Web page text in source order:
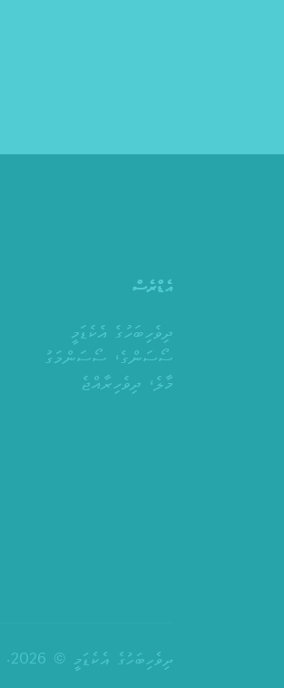
އެޑްރެސް
ދިވެހިބަހުގެ އެކެޑަމީ
ސޯސަންގެ، ސޯސަންމަގު
މާލެ، ދިވެހިރާއްޖެ
ދިވެހިބަހުގެ އެކެޑަމީ © 2026. ހުރިހާ ހައްޤުތައް.